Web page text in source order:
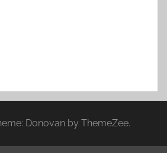
Donovan by ThemeZee.